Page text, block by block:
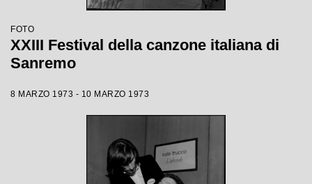
FOTO
XXIII Festival della canzone italiana di
Sanremo
8 MARZO 1973 - 10 MARZO 1973